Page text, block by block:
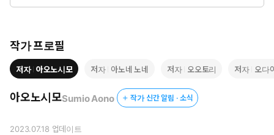
작가 프로필
저자 아오노시모 저자 아노네 노네 저자 오오토리 저자 오다
아오노시모Sumio Aono 작가 신간 알림 · 소식
2023.07.18 업데이트